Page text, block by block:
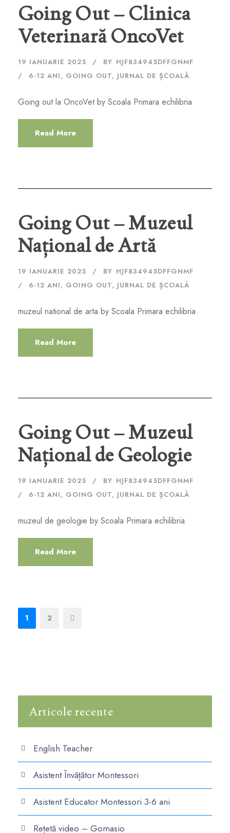
Going Out – Clinica
Veterinară OncoVet
19 IANUARIE 2025 BY HJF834945DFFGNMF
6-12 ANI, GOING OUT, JURNAL DE ȘCOALĂ
Going out la OncoVet by Scoala Primara echilibria
Read More
Going Out – Muzeul
Național de Artă
19 IANUARIE 2025 BY HJF834945DFFGNMF
6-12 ANI, GOING OUT, JURNAL DE ȘCOALĂ
muzeul national de arta by Scoala Primara echilibria
Read More
Going Out – Muzeul
Național de Geologie
19 IANUARIE 2025 BY HJF834945DFFGNMF
6-12 ANI, GOING OUT, JURNAL DE ȘCOALĂ
muzeul de geologie by Scoala Primara echilibria
Read More
1 2
Articole recente
English Teacher
Asistent Învățător Montessori
Asistent Educator Montessori 3-6 ani
Rețetă video – Gomasio